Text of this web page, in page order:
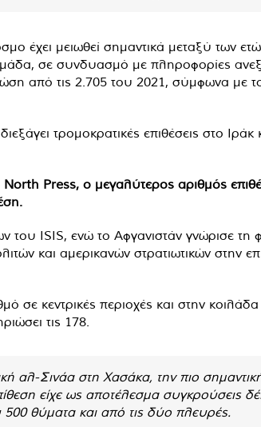
έχει μειωθεί σημαντικά μεταξύ των
σε συνδυασμό με πληροφορίες
από τις 2.705 του 2021, σύμφωνα
τρομοκρατικές επιθέσεις στο
Press, ο μεγαλύτερος αριθμός
του ISIS, ενώ το Αφγανιστάν γνώρισε
και αμερικανών στρατιωτικών στην
σε κεντρικές περιοχές και στην
τις 178.
αλ-Σινάα στη Χασάκα, την πιο
είχε ως αποτέλεσμα συγκρούσεις
θύματα και από τις δύο πλευρές.